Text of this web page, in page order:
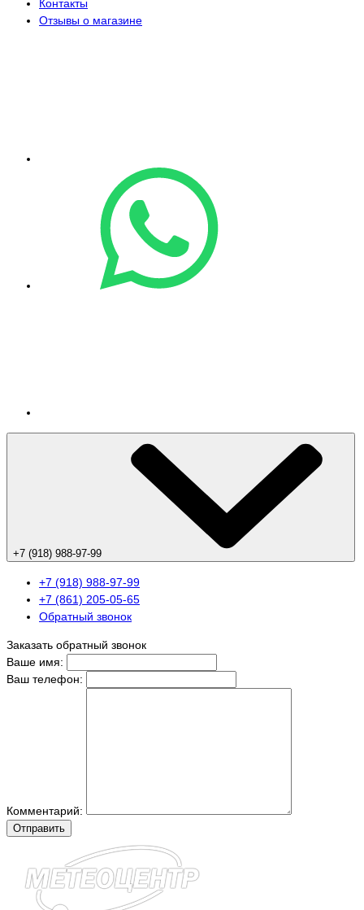
Контакты
Отзывы о магазине
+7 (918) 988-97-99
+7 (918) 988-97-99
+7 (861) 205-05-65
Обратный звонок
Заказать обратный звонок
Ваше имя:
Ваш телефон:
Комментарий:
Отправить